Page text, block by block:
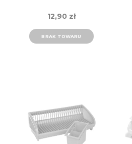
12,90 zł
BRAK TOWARU